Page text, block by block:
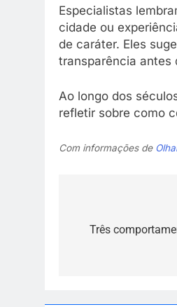
Especialistas
cidade ou
de caráter. Eles
transparência antes
Ao longo dos
refletir sobre como
Com informações de
deTrês